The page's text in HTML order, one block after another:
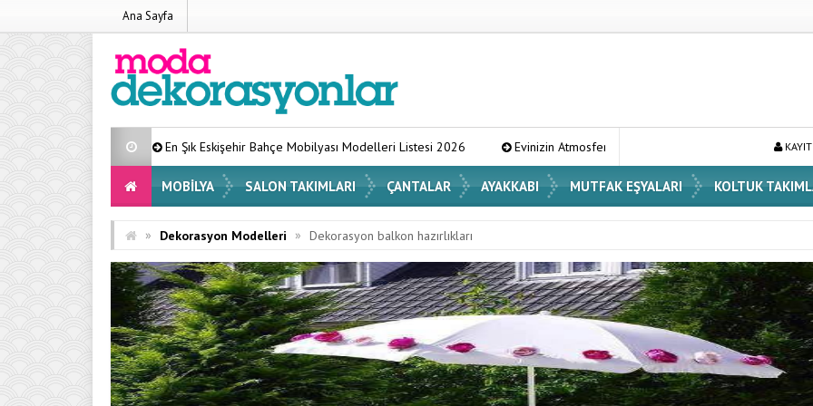
Ana Sayfa
En Şık Eskişehir Bahçe Mobilyası Modelleri Listesi 2026 Evinizin Atmosferini Değiştirecek En Şık Vazo Modelleri ve Dekorasyon
MOBILYA SALON TAKIMLARI ÇANTALAR AYAKKABI MUTFAK EŞYALARI KOLTUK
» Dekorasyon Modelleri » Dekorasyon balkon hazırlıkları